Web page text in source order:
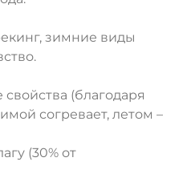
зимние виды
(благодаря
согревает, летом –
(30% от